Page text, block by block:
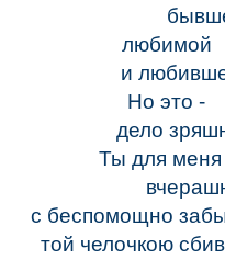
любимой
и
Но это -
дело
Ты для меня
с беспомощно
той челочкою